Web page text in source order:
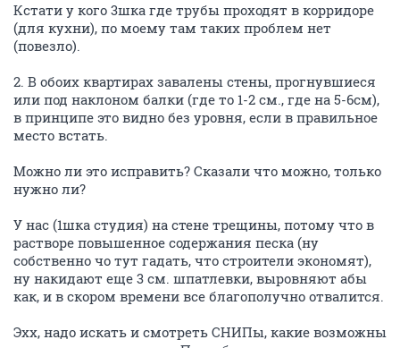
Кстати у кого 3шка где трубы проходят в корридоре
(для кухни), по моему там таких проблем нет
(повезло).
2. В обоих квартирах завалены стены, прогнувшиеся
или под наклоном балки (где то 1-2 см., где на 5-6см),
в принципе это видно без уровня, если в правильное
место встать.
Можно ли это исправить? Сказали что можно, только
нужно ли?
У нас (1шка студия) на стене трещины, потому что в
растворе повышенное содержания песка (ну
собственно чо тут гадать, что строители экономят),
ну накидают еще 3 см. шпатлевки, выровняют абы
как, и в скором времени все благополучно отвалится.
Эхх, надо искать и смотреть СНИПы, какие возможны